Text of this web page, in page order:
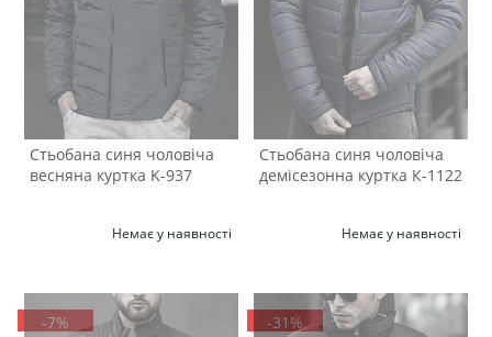
Стьобана синя чоловіча
весняна куртка K-937
Немає у наявності
Стьобана синя чоловіча
демісезонна куртка К-1122
Немає у наявності
-7% -31%